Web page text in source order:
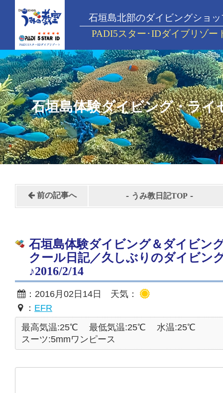
石垣島北部のダイビングショッ
PADI5スター･IDダイブリゾー
石垣島体験ダイビング・ライ
前の記事へ - うみ教日記TOP -
石垣島体験ダイビング＆ダイビン
クール日記／久しぶりのダイビン
♪2016/2/14
：2016月02日14日 天気：
： EFR
最高気温:25℃
最低気温:25℃
水温:25℃
スーツ:5mmワンピース